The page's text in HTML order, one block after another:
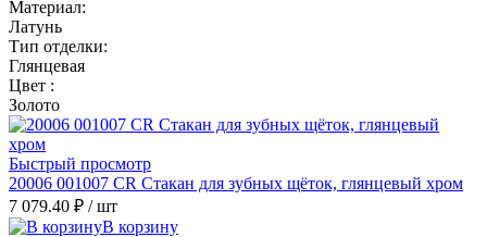
Материал:
Латунь
Тип отделки:
Глянцевая
Цвет :
Золото
Быстрый просмотр
20006 001007 CR Стакан для зубных щёток, глянцевый хром
7 079.40 ₽ / шт
В корзину